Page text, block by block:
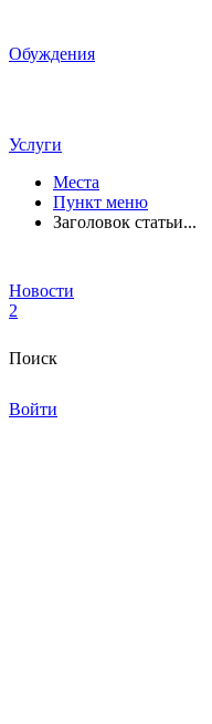
Обуждения
Услуги
Места
Пункт меню
Заголовок статьи...
Новости
2
Поиск
Войти